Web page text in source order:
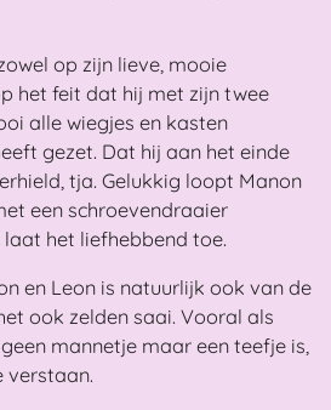
op zijn lieve, mooie
het feit dat hij met zijn twee
alle wiegjes en kasten
gezet. Dat hij aan het einde
tja. Gelukkig loopt Manon
een schroevendraaier
laat het liefhebbend toe.
en Leon is natuurlijk ook van de
ook zelden saai. Vooral als
mannetje maar een teefje is,
verstaan.